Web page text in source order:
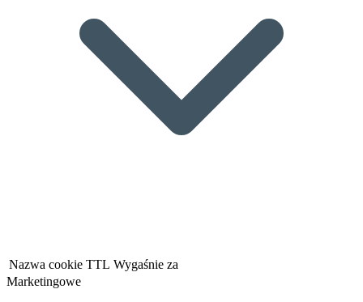
Nazwa cookie TTL Wygaśnie za
Marketingowe